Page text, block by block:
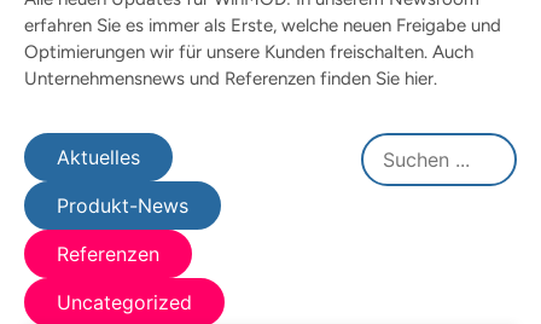
erfahren Sie es immer als Erste, welche neuen Freigabe und
Optimierungen wir für unsere Kunden freischalten. Auch
Unternehmensnews und Referenzen finden Sie hier.
Aktuelles
Produkt-News
Referenzen
Uncategorized